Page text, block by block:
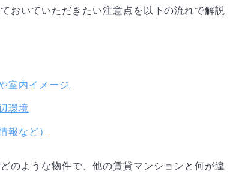
おいていただきたい注意点を以下の流れで解説
室内イメージ
環境
報など）
のような物件で、他の賃貸マンションと何が違